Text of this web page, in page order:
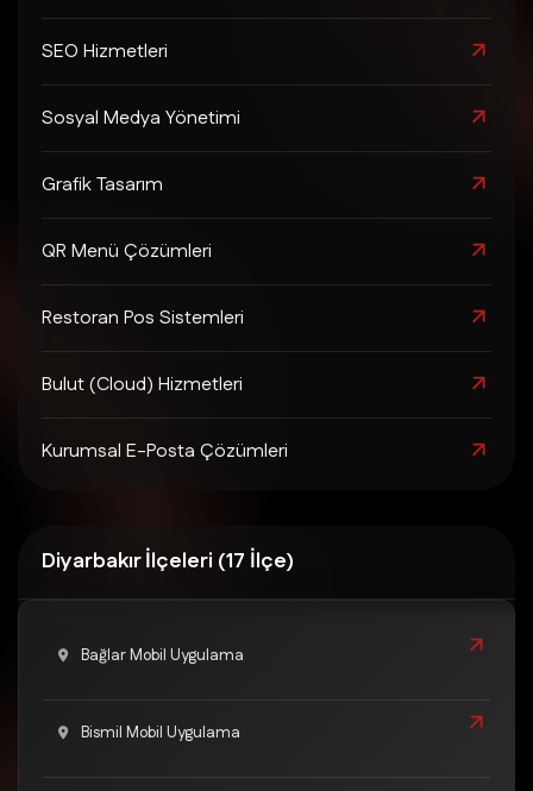
SEO Hizmetleri
Sosyal Medya Yönetimi
Grafik Tasarım
QR Menü Çözümleri
Restoran Pos Sistemleri
Bulut (Cloud) Hizmetleri
Kurumsal E-Posta Çözümleri
Diyarbakır İlçeleri (17 İlçe)
Bağlar Mobil Uygulama
Bismil Mobil Uygulama